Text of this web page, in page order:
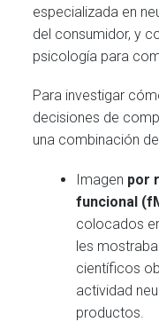
especializada en
del consumidor, y
psicología para
Para investigar
decisiones de
una combinación
Imagen por
funcional
colocados
les
científicos
actividad
productos.